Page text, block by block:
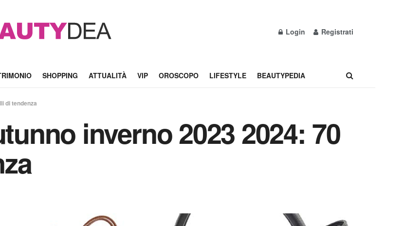
Login Registrati
SHOPPING ATTUALITÀ VIP OROSCOPO LIFESTYLE BEAUTYPEDIA
di tendenza
inverno 2023 2024: 70